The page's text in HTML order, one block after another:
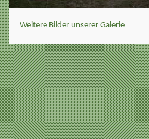
Weitere Bilder unserer Galerie